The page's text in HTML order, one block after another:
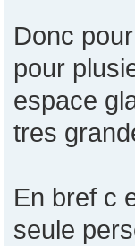
Donc
pour
espace
tres
En bref c
seule